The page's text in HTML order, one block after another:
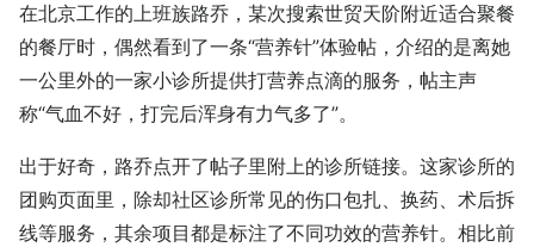
在北京工作的上班族路乔，某次搜索世贸天阶附近适合聚餐
的餐厅时，偶然看到了一条“营养针”体验帖，介绍的是离她
一公里外的一家小诊所提供打营养点滴的服务，帖主声
称“气血不好，打完后浑身有力气多了”。
出于好奇，路乔点开了帖子里附上的诊所链接。这家诊所的
团购页面里，除却社区诊所常见的伤口包扎、换药、术后拆
线等服务，其余项目都是标注了不同功效的营养针。相比前